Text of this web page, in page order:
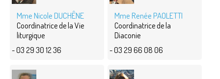
Mme Nicole DUCHÊNE
Coordinatrice de la Vie
liturgique
- 03 29 30 12 36
Mme Renée PAOLETTI
Coordinatrice de la
Diaconie
- 03 29 66 08 06